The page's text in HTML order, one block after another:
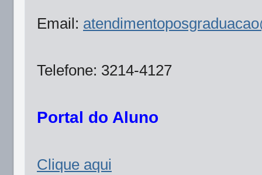
Email:
Telefone: 3214-4127
Portal do Aluno
Clique aqui